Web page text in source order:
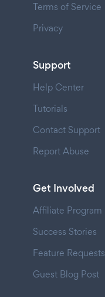
Terms of Service
Privacy
Support
Help Center
Tutorials
Contact Support
Report Abuse
Get Involved
Affiliate Program
Success Stories
Feature Requests
Guest Blog Post